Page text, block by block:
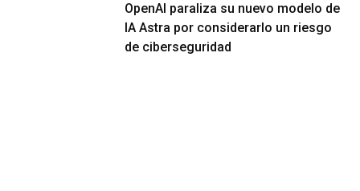
OpenAI paraliza su nuevo modelo de
IA Astra por considerarlo un riesgo
de ciberseguridad